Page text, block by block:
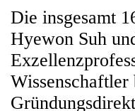
Die insgesamt
Hyewon Suh